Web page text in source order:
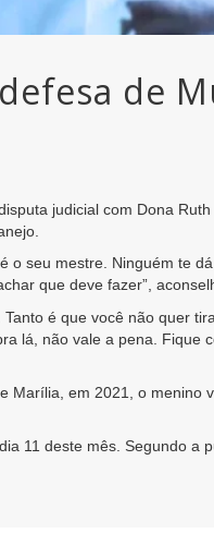
de
judicial com Dona
seu mestre. Ninguém te
que deve fazer”,
é que você não quer
lá, não vale a pena. Fique
Marília, em 2021, o menino
11 deste mês. Segundo a